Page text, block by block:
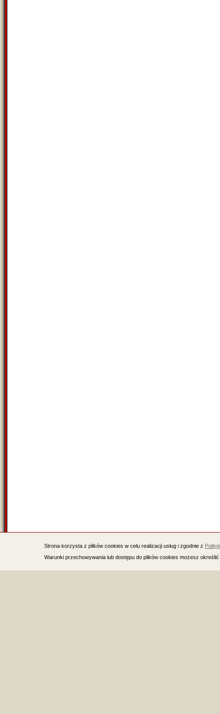
Strona korzysta z plików cookies w celu realizacji usług i zgodnie z
Warunki przechowywania lub dostępu do plików cookies możesz